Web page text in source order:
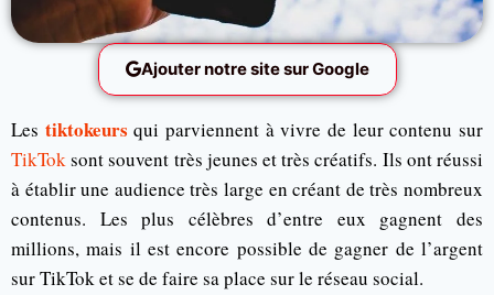
Ajouter notre site sur Google
Les tiktokeurs qui parviennent à vivre de leur contenu sur
TikToksont souvent très jeunes et très créatifs. Ils ont réussi
à établir une audience très large en créant de très nombreux
contenus. Les plus célèbres d’entre eux gagnent des
millions, mais il est encore possible de gagner de l’argent
sur TikTok et se de faire sa place sur le réseau social.